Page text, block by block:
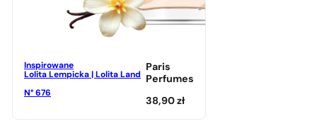
Inspirowane
Lolita Lempicka | Lolita Land
N° 676
Paris
Perfumes
38,90zł